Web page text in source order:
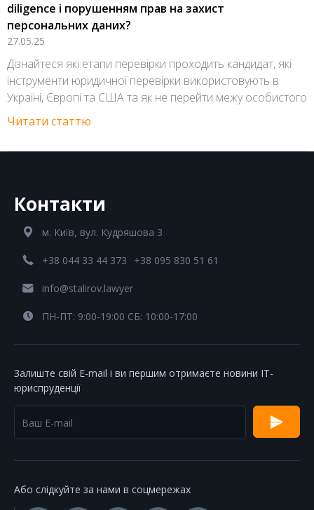
diligence і порушенням прав на захист
персональних даних?
27.05.25
Дізнайтеся які етапи перевірки проходить кандидат, які
інструменти юридичної перевірки використовують в
Україні, Європі та США та як не перейти межу особистого
Читати статтю
Контакти
м. Київ, вул. Кудряшова 3
+38 044 33 44 373 +38 095 830 51 61
info@stalirov.lawyer
ПН-ПТ: 9:00-19:00 СБ: 10:00-17:00
Залиште свій E-mail і ви першим отримаєте новини IT-
юриспруденції
Або слідкуйте за нами в соцмережах